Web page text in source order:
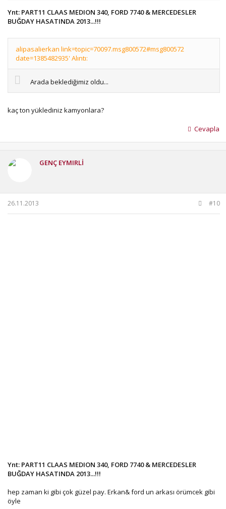
Ynt: PART11 CLAAS MEDION 340, FORD 7740 & MERCEDESLER
BUĞDAY HASATINDA 2013...!!!
alipasalierkan link=topic=70097.msg800572#msg800572
date=1385482935' Alıntı:
Arada beklediğimiz oldu...
kaç ton yüklediniz kamyonlara?
Cevapla
GENÇ EYMIRLİ
26.11.2013 #10
Ynt: PART11 CLAAS MEDION 340, FORD 7740 & MERCEDESLER
BUĞDAY HASATINDA 2013...!!!
hep zaman ki gibi çok güzel pay. Erkan& ford un arkası örümcek gibi
öyle